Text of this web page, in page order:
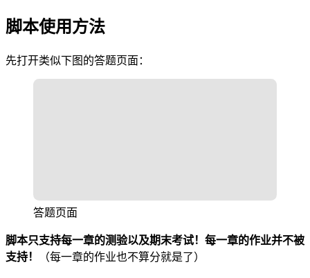
脚本使用方法
先打开类似下图的答题页面：
答题页面
脚本只支持每一章的测验以及期末考试！每一章的作业并不被
支持！
（每一章的作业也不算分就是了）